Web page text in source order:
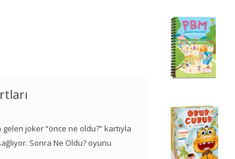
gelen joker “önce ne oldu?” kartıyla
Sonra Ne Oldu? oyunu